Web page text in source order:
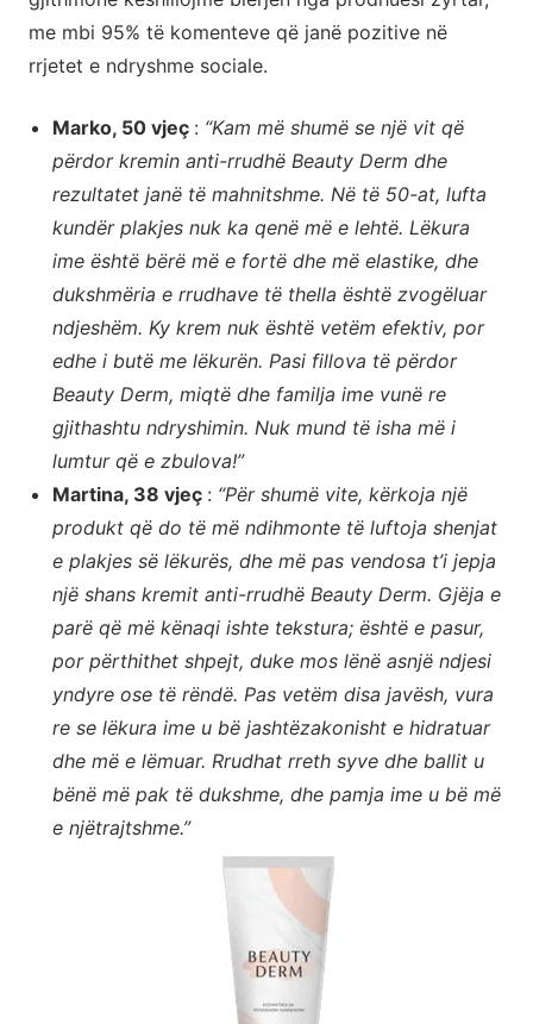
me mbi 95% të komenteve që janë pozitive në
rrjetet e ndryshme sociale.
Marko, 50 vjeç : “Kam më shumë se një vit që
përdor kremin anti-rrudhë Beauty Derm dhe
rezultatet janë të mahnitshme. Në të 50-at, lufta
kundër plakjes nuk ka qenë më e lehtë. Lëkura
ime është bërë më e fortë dhe më elastike, dhe
dukshmëria e rrudhave të thella është zvogëluar
ndjeshëm. Ky krem nuk është vetëm efektiv, por
edhe i butë me lëkurën. Pasi fillova të përdor
Beauty Derm, miqtë dhe familja ime vunë re
gjithashtu ndryshimin. Nuk mund të isha më i
lumtur që e zbulova!”
Martina, 38 vjeç : “Për shumë vite, kërkoja një
produkt që do të më ndihmonte të luftoja shenjat
e plakjes së lëkurës, dhe më pas vendosa t’i jepja
një shans kremit anti-rrudhë Beauty Derm. Gjëja e
parë që më kënaqi ishte tekstura; është e pasur,
por përthithet shpejt, duke mos lënë asnjë ndjesi
yndyre ose të rëndë. Pas vetëm disa javësh, vura
re se lëkura ime u bë jashtëzakonisht e hidratuar
dhe më e lëmuar. Rrudhat rreth syve dhe ballit u
bënë më pak të dukshme, dhe pamja ime u bë më
e njëtrajtshme.”